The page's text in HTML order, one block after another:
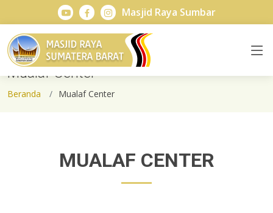
Masjid Raya Sumbar
Mualaf Center
Beranda Mualaf Center
MUALAF CENTER